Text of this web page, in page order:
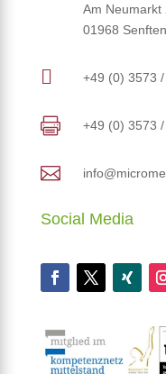
Am Neumarkt
01968
 +49 (0) 3573
 +49 (0) 3573

Social Media